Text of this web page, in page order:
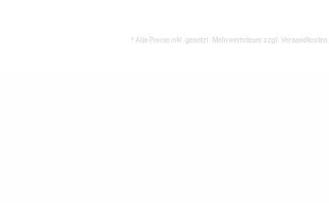
* Alle Preise inkl. gesetzl. Mehrwertsteuer zzgl. Versandkosten